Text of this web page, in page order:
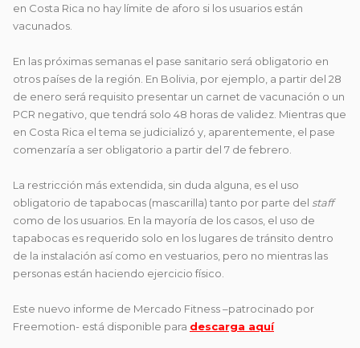
en Costa Rica no hay límite de aforo si los usuarios están
vacunados.
En las próximas semanas el pase sanitario será obligatorio en
otros países de la región. En Bolivia, por ejemplo, a partir del 28
de enero será requisito presentar un carnet de vacunación o un
PCR negativo, que tendrá solo 48 horas de validez. Mientras que
en Costa Rica el tema se judicializó y, aparentemente, el pase
comenzaría a ser obligatorio a partir del 7 de febrero.
La restricción más extendida, sin duda alguna, es el uso
obligatorio de tapabocas (mascarilla) tanto por parte del staff
como de los usuarios. En la mayoría de los casos, el uso de
tapabocas es requerido solo en los lugares de tránsito dentro
de la instalación así como en vestuarios, pero no mientras las
personas están haciendo ejercicio físico.
Este nuevo informe de Mercado Fitness –patrocinado por
Freemotion- está disponible para descarga aquí